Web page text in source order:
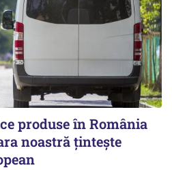
produse în România
noastră țintește